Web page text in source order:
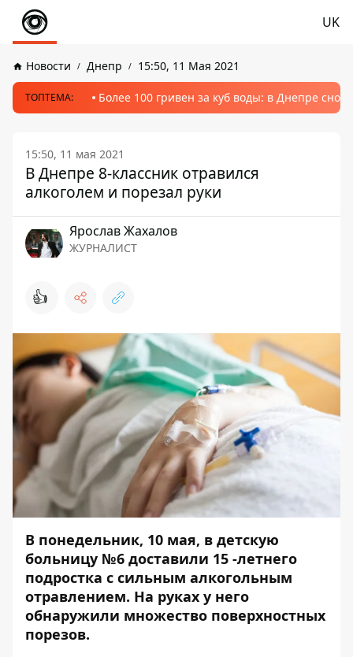
UK
Новости Днепр 15:50, 11 Мая 2021
ТОПТЕМА: Более 100 гривен за куб воды: в Днепре
15:50, 11 мая 2021
В Днепре 8-классник отравился
алкоголем и порезал руки
Ярослав Жахалов
ЖУРНАЛИСТ
👍
В понедельник, 10 мая, в детскую
больницу №6 доставили 15 -летнего
подростка с сильным алкогольным
отравлением. На руках у него
обнаружили множество поверхностных
порезов.